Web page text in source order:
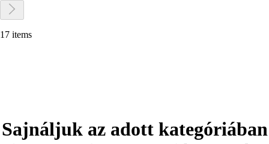
17 items
Sajnáljuk az adott kategóriában